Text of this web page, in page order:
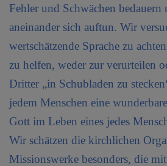
Familie
Senioren
Soziales
Mission
Hochglanz
Fehler und Schwächen bedauern
aneinander sich auftun. Wir
wertschätzende Sprache zu
zu helfen, weder zur verurteilen
Dritter „in Schubladen zu
jedem Menschen eine
Gott im Leben eines jedes
Wir schätzen die kirchlichen
Missionswerke besonders, die